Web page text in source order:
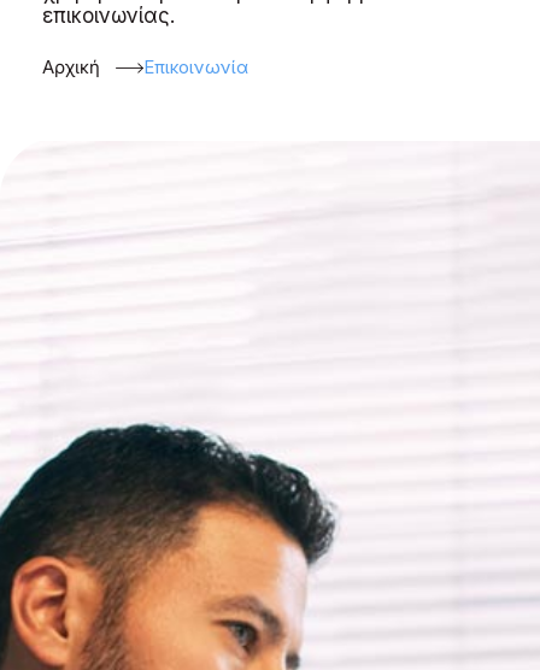
επικοινωνίας.
Αρχική Επικοινωνία